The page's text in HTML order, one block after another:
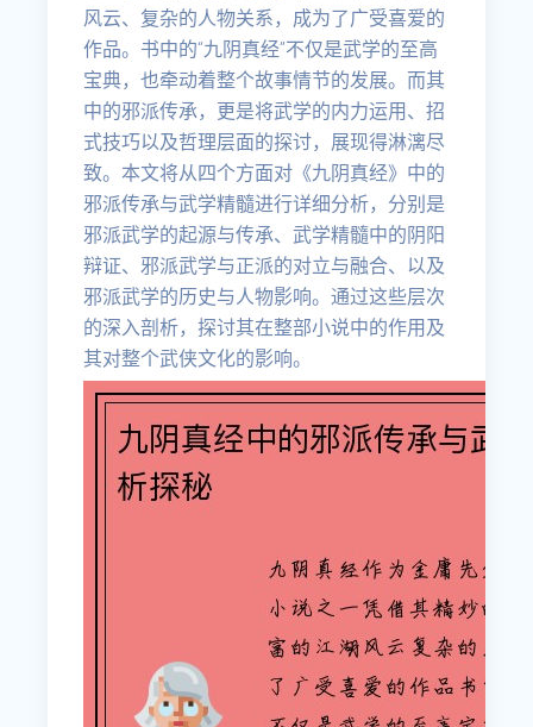
风云、复杂的人物关系，成为了广受喜爱的
作品。书中的“九阴真经”不仅是武学的至高
宝典，也牵动着整个故事情节的发展。而其
中的邪派传承，更是将武学的内力运用、招
式技巧以及哲理层面的探讨，展现得淋漓尽
致。本文将从四个方面对《九阴真经》中的
邪派传承与武学精髓进行详细分析，分别是
邪派武学的起源与传承、武学精髓中的阴阳
辩证、邪派武学与正派的对立与融合、以及
邪派武学的历史与人物影响。通过这些层次
的深入剖析，探讨其在整部小说中的作用及
其对整个武侠文化的影响。